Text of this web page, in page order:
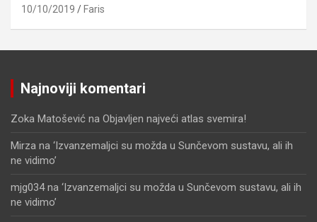
10/10/2019 Faris
Najnoviji komentari
Zoka Matošević na Objavljen najveći atlas svemira!
Mirza na ‘Izvanzemaljci su možda u Sunčevom sustavu, ali ih
ne vidimo’
mjg034na ‘Izvanzemaljci su možda u Sunčevom sustavu, ali ih
ne vidimo’